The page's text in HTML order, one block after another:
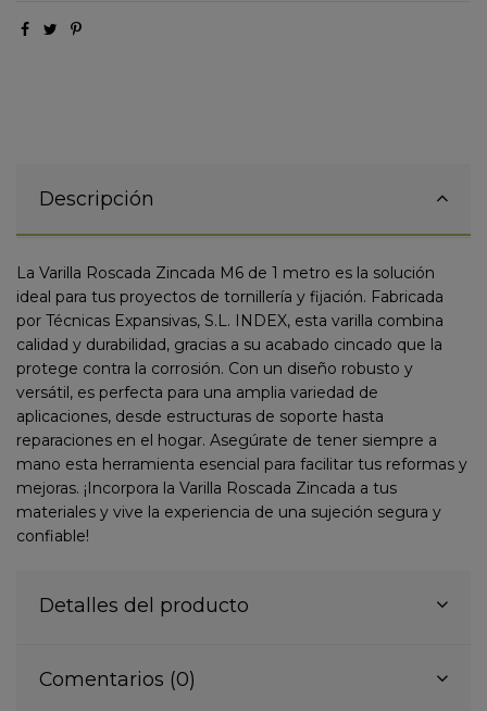
Descripción
La Varilla Roscada Zincada M6 de 1 metro es la solución
ideal para tus proyectos de tornillería y fijación. Fabricada
por Técnicas Expansivas, S.L. INDEX, esta varilla combina
calidad y durabilidad, gracias a su acabado cincado que la
protege contra la corrosión. Con un diseño robusto y
versátil, es perfecta para una amplia variedad de
aplicaciones, desde estructuras de soporte hasta
reparaciones en el hogar. Asegúrate de tener siempre a
mano esta herramienta esencial para facilitar tus reformas y
mejoras. ¡Incorpora la Varilla Roscada Zincada a tus
materiales y vive la experiencia de una sujeción segura y
confiable!
Detalles del producto
Comentarios (0)